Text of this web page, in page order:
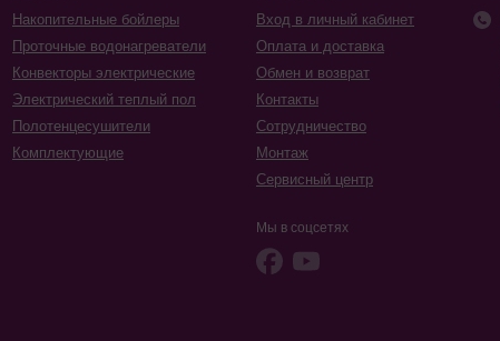
Накопительные бойлеры
Проточные водонагреватели
Конвекторы электрические
Электрический теплый пол
Полотенцесушители
Комплектующие
Вход в личный кабинет
Оплата и доставка
Обмен и возврат
Контакты
Сотрудничество
Монтаж
Сервисный центр
Мы в соцсетях